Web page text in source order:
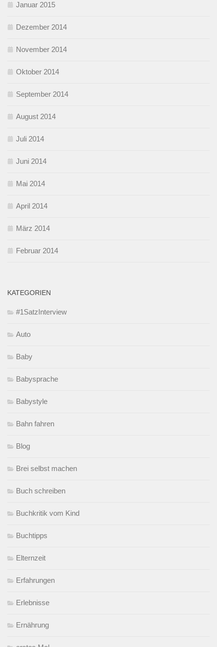
Januar 2015
Dezember 2014
November 2014
Oktober 2014
September 2014
August 2014
Juli 2014
Juni 2014
Mai 2014
April 2014
März 2014
Februar 2014
KATEGORIEN
#1SatzInterview
Auto
Baby
Babysprache
Babystyle
Bahn fahren
Blog
Brei selbst machen
Buch schreiben
Buchkritik vom Kind
Buchtipps
Elternzeit
Erfahrungen
Erlebnisse
Ernährung